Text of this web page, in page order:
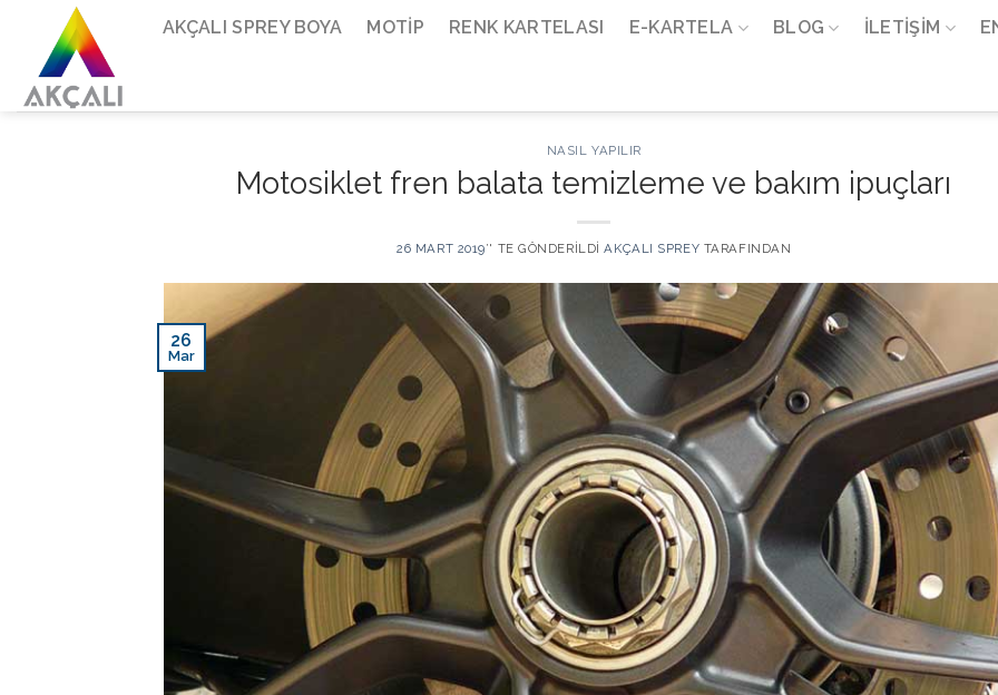
content
AKÇALI SPREY BOYA MOTIP RENK KARTELASI E-KARTELA BLOG İLETIŞIM
NASIL YAPILIR
Motosiklet fren balata temizleme ve bakım ipuçları
26 MART 2019’' TE GÖNDERILDI AKÇALI SPREY TARAFINDAN
26
Mar